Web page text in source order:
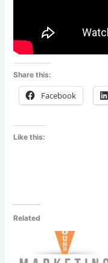
Share this:
Facebook
Like this:
Related